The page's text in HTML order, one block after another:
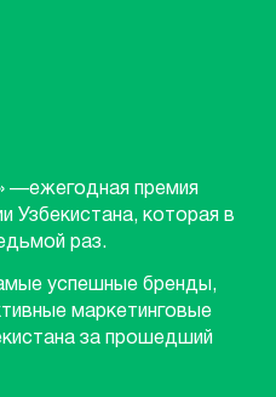
—ежегодная премия
Узбекистана, которая в
раз.
успешные бренды,
маркетинговые
за прошедший